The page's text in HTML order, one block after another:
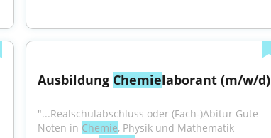
Ausbildung Chemielaborant (m/w/d)
"...Realschulabschluss oder (Fach-)Abitur Gute
Noten in Chemie, Physik und Mathematik